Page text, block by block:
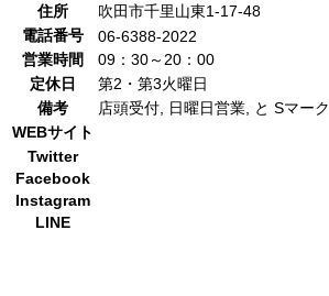
住所
吹田市千里山東1-17-48
電話番号
06-6388-2022
営業時間
09：30～20：00
定休日
第2・第3火曜日
備考
店頭受付, 日曜日営業, と Sマーク
WEBサイト
Twitter
Facebook
Instagram
LINE